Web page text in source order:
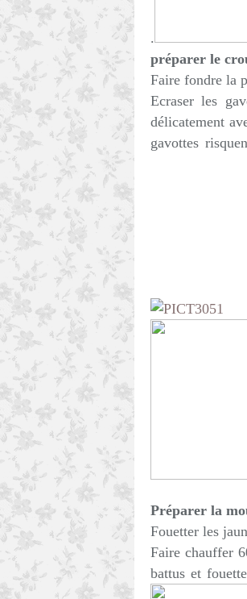
.
préparer le
Faire fondre la
Ecraser les
délicatement
gavottes
Préparer la
Fouetter les
Faire chauffer
battus et